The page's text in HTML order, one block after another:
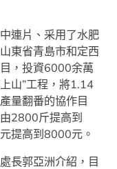
連片、采用了水肥
東省青島市和定西
，投資6000余萬
山”工程，將1.14
量翻番的協作目
2800斤提高到
提高到8000元。
長郭亞洲介紹，目